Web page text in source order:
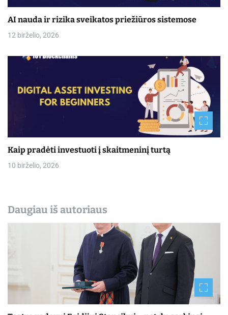
AI nauda ir rizika sveikatos priežiūros sistemose
12 birželio, 2026
Kaip pradėti investuoti į skaitmeninį turtą
10 birželio, 2026
Daugiau iš autoriaus